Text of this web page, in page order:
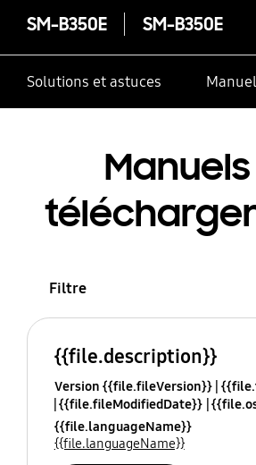
SM-B350E SM-B350E
Solutions et astuces
Filtre
{{file.description}}
Version {{file.fileVersion}}
{{file.fileModifiedDate}}
{{file.languageName}}
{{file.languageName}}